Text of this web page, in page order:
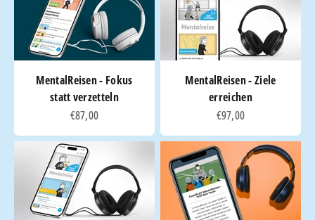
MentalReisen - Fokus
statt verzetteln
Angebot
€87,00
MentalReisen - Ziele
erreichen
Angebot
€97,00